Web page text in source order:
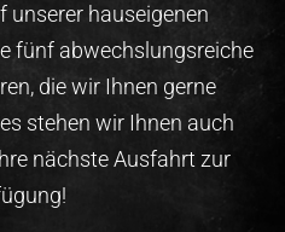
unserer hauseigenen
fünf abwechslungsreiche
die wir Ihnen gerne
stehen wir Ihnen auch
nächste Ausfahrt zur